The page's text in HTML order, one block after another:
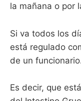
la mañana o por
Si va todos los
está regulado
de un
Es decir, que